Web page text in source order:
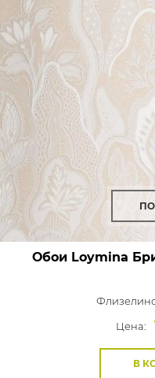
Обои Loymina
Цена:
В